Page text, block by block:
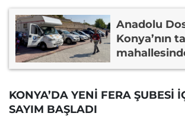
Anadolu
Konya’nın
KONYA’DA YENİ FERA ŞUBESİ
SAYIM BAŞLADI